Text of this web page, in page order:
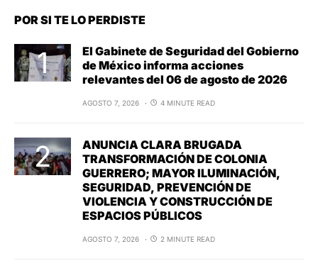
POR SI TE LO PERDISTE
El Gabinete de Seguridad del Gobierno
de México informa acciones
relevantes del 06 de agosto de 2026
AGOSTO 7, 2026 4 MINUTE READ
ANUNCIA CLARA BRUGADA
TRANSFORMACIÓN DE COLONIA
GUERRERO; MAYOR ILUMINACIÓN,
SEGURIDAD, PREVENCIÓN DE
VIOLENCIA Y CONSTRUCCIÓN DE
ESPACIOS PÚBLICOS
AGOSTO 7, 2026 2 MINUTE READ